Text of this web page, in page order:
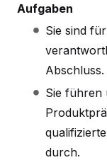
Aufgaben
Sie sind
Abschluss.
Sie führen
durch.